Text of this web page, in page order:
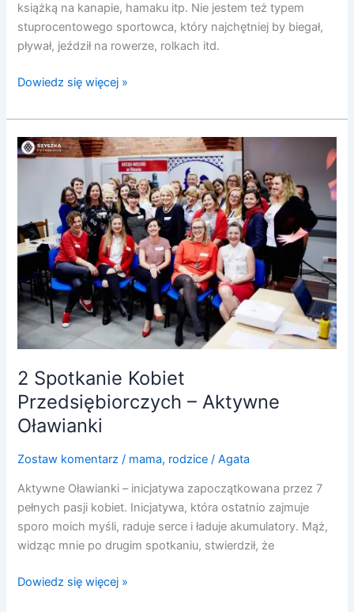
książką na kanapie, hamaku itp. Nie jestem też typem
stuprocentowego sportowca, który najchętniej by biegał,
pływał, jeździł na rowerze, rolkach itd.
Dowiedz się więcej »
2 Spotkanie Kobiet
Przedsiębiorczych – Aktywne
Oławianki
Zostaw komentarz / mama, rodzice /Agata
Aktywne Oławianki – inicjatywa zapoczątkowana przez 7
pełnych pasji kobiet. Inicjatywa, która ostatnio zajmuje
sporo moich myśli, raduje serce i ładuje akumulatory. Mąż,
widząc mnie po drugim spotkaniu, stwierdził, że
2
Przedsiębiorczych
–
Aktywne
Oławianki
Dowiedz się więcej »